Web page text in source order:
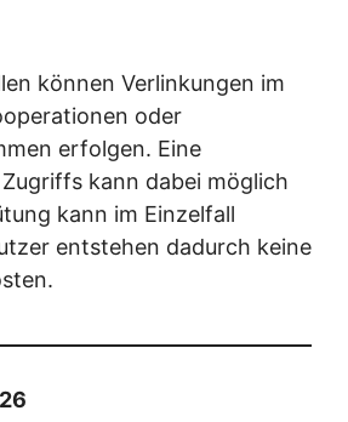
können Verlinkungen im
oder
erfolgen. Eine
kann dabei möglich
kann im Einzelfall
entstehen dadurch keine